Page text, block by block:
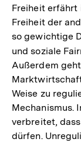
Freiheit erfährt
Freiheit der
so gewichtige
und soziale
Außerdem
Weise zu
Mechanismus.
verbreitet,
dürfen.